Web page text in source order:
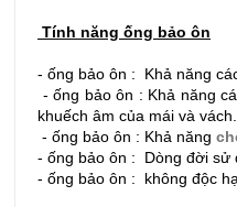
Tính năng ống bảo ôn
- ống bảo ôn : Khả năng
- ống bảo ôn : Khả năng
khuếch âm của mái và vách.
- ống bảo ôn : Khả năng
- ống bảo ôn : Dòng đời sử
- ống bảo ôn :
không độc